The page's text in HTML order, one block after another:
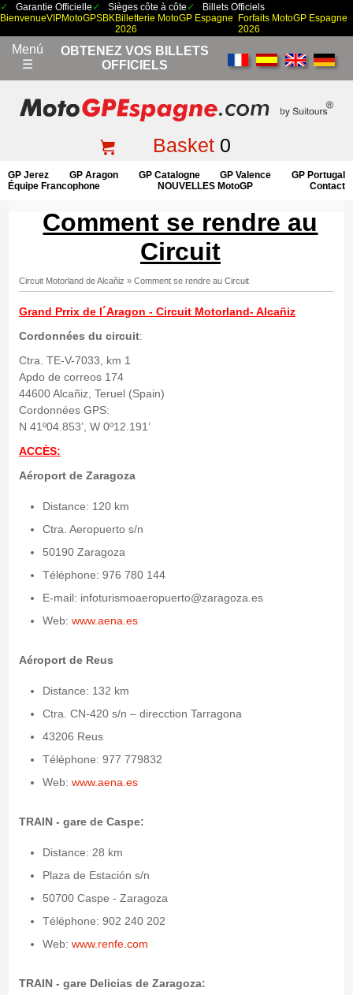
Garantie Officielle Sièges côte à côte
Billets Officiels
BienvenueVIPMotoGPSBKBilletterie MotoGP Espagne
2026
Forfaits MotoGP Espagne
2026
Menú
☰
OBTENEZ VOS BILLETS
OFFICIELS
Basket0
GP Jerez GP Aragon GP Catalogne GP Valence
GP Portugal
Équipe Francophone
NOUVELLES MotoGP Contact
Comment se rendre au
Circuit
Circuit Motorland de Alcañiz » Comment se rendre au Circuit
Grand Prrix de l´Aragon - Circuit Motorland- Alcañiz
Cordonnées du circuit:
Ctra. TE-V-7033, km 1
Apdo de correos 174
44600 Alcañiz, Teruel (Spain)
Cordonnées GPS:
N 41º04.853’, W 0º12.191’
ACCÈS:
Aéroport de Zaragoza
Distance: 120 km
Ctra. Aeropuerto s/n
50190 Zaragoza
Téléphone: 976 780 144
E-mail: infoturismoaeropuerto@zaragoza.es
Web: www.aena.es
Aéroport de Reus
Distance: 132 km
Ctra. CN-420 s/n – direcction Tarragona
43206 Reus
Téléphone: 977 779832
Web: www.aena.es
TRAIN - gare de Caspe:
Distance: 28 km
Plaza de Estación s/n
50700 Caspe - Zaragoza
Téléphone: 902 240 202
Web: www.renfe.com
TRAIN - gare Delicias de Zaragoza: